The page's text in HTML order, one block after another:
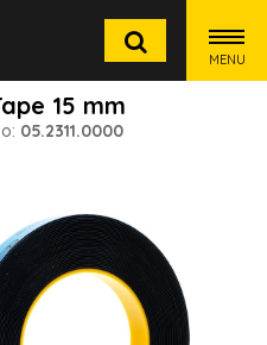
MENU
15 mm
05.2311.0000